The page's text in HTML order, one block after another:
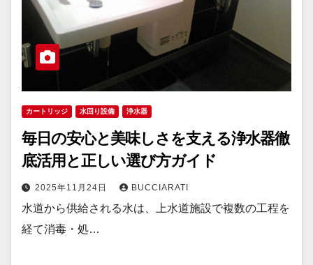
カートリッジ 水回り設備 浄水器
毎日の安心と美味しさを支える浄水器徹
底活用と正しい選び方ガイド
2025年11月24日 BUCCIARATI
水道から供給される水は、上水道施設で複数の工程を
経て消毒・処…